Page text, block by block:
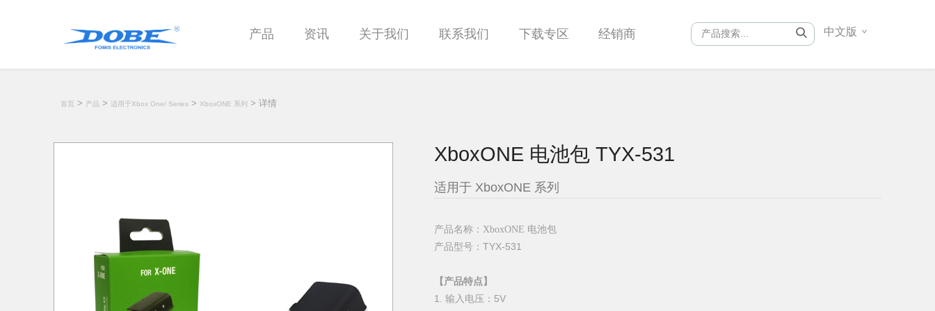
产品 资讯 关于我们 联系我们 下载专区 经销商 中文版
首页 > 产品 > 适用于Xbox One/ Series > XboxONE 系列 > 详情
XboxONE 电池包 TYX-531
适用于 XboxONE 系列
产品名称： XboxONE 电池包
产品型号：TYX-531
【产品特点】
1. 输入电压：5V